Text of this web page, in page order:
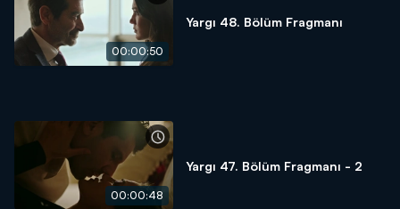
00:00:50
Yargı 48. Bölüm Fragmanı
00:00:48
Yargı 47. Bölüm Fragmanı - 2